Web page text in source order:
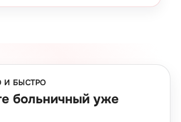
И БЫСТРО
больничный уже